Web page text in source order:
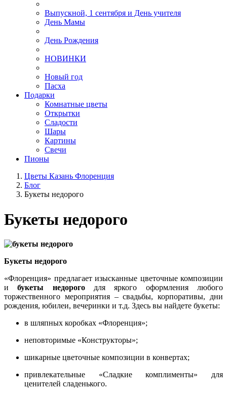
Выпускной, 1 сентября и День учителя
День Мамы
День Рождения
НОВИНКИ
Новый год
Пасха
Подарки
Комнатные цветы
Открытки
Сладости
Шары
Картины
Свечи
Пионы
Цветы Казань Флоренция
Блог
Букеты недорого
Букеты недорого
Букеты недорого
«Флоренция» предлагает изысканные цветочные композиции
ибукеты недорогодля яркого оформления любого
торжественного мероприятия – свадьбы, корпоративы, дни
рождения, юбилеи, вечеринки и т.д. Здесь вы найдете букеты:
в шляпных коробках «Флоренция»;
неповторимые «Конструкторы»;
шикарные цветочные композиции в конвертах;
привлекательные «Сладкие комплименты» для
ценителей сладенького.